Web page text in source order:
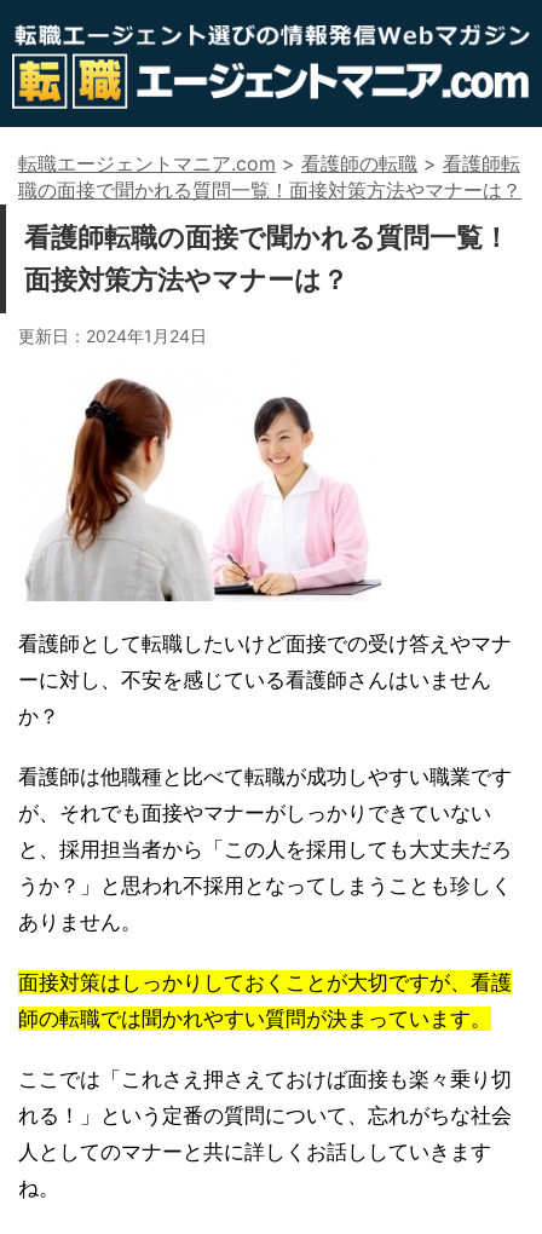
転職エージェントマニア.com > 看護師の転職 > 看護師転
職の面接で聞かれる質問一覧！面接対策方法やマナーは？
看護師転職の面接で聞かれる質問一覧！
面接対策方法やマナーは？
更新日： 2024年1月24日
看護師として転職したいけど面接での受け答えやマナ
ーに対し、不安を感じている看護師さんはいません
か？
看護師は他職種と比べて転職が成功しやすい職業です
が、それでも面接やマナーがしっかりできていない
と、採用担当者から「この人を採用しても大丈夫だろ
うか？」と思われ不採用となってしまうことも珍しく
ありません。
面接対策はしっかりしておくことが大切ですが、看護
師の転職では聞かれやすい質問が決まっています。
ここでは「これさえ押さえておけば面接も楽々乗り切
れる！」という定番の質問について、忘れがちな社会
人としてのマナーと共に詳しくお話ししていきます
ね。